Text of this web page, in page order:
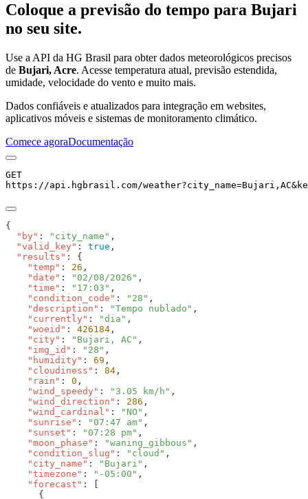
Coloque a previsão do tempo para Bujari
no seu site.
Use a API da HG Brasil para obter dados meteorológicos precisos
de Bujari, Acre. Acesse temperatura atual, previsão estendida,
umidade, velocidade do vento e muito mais.
Dados confiáveis e atualizados para integração em websites,
aplicativos móveis e sistemas de monitoramento climático.
Comece agoraDocumentação
GET
https://api.hgbrasil.com/weather?city_name=Bujari,AC&
  "by"
: "city_name"
  "valid_key"
: true
  "results"
    "temp"
: 26
    "date"
: "02/08/2026"
    "time"
: "17:03"
    "condition_code"
: "28"
    "description"
: "Tempo nublado"
    "currently"
: "dia"
    "woeid"
: 426184
    "city"
: "Bujari, AC"
    "img_id"
: "28"
    "humidity"
: 69
    "cloudiness"
: 84
    "rain"
: 0
    "wind_speedy"
: "3.05 km/h"
    "wind_direction"
: 286
    "wind_cardinal"
: "NO"
    "sunrise"
: "07:47 am"
    "sunset"
: "07:28 pm"
    "moon_phase"
: "waning_gibbous"
    "condition_slug"
: "cloud"
    "city_name"
: "Bujari"
    "timezone"
: "-05:00"
    "forecast"